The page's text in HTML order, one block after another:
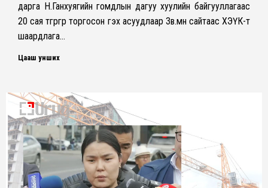
дарга Н.Ганхуягийн гомдлын дагуу хуулийн байгууллагаас
20 сая төгрөгөөр торгосон гэх асуудлаар Зөв.мн сайтаас ХЭҮК-т
шаардлага…
Цааш унших